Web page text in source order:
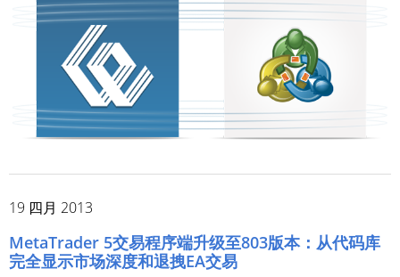
19 四月 2013
MetaTrader 5交易程序端升级至803版本：从代码库
完全显示市场深度和退拽EA交易